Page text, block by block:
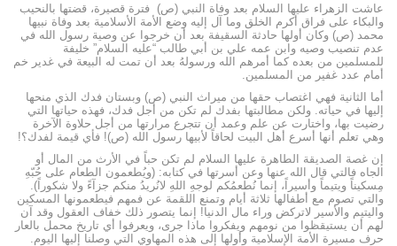
عاشت الزهراء عليها السلام بعد وفاة النبي (ص) فترة قصيرة، قضتها بالنحيب
والبكاء على فراق أكرم الخلق وما آل إليه وضع الأمة الأسلامية بعد وفاة نبيها
محمد (ص) وكان أولها حادثة السقيفة بعد أن خرجوا عن وصية رسول الله في
عدم تنصيب وصيه وابن عمه علي بن أبي طالب “عليه السلام” خليفة
للمسلمين من بعده كما أمرهم الله ورسولهُ بعد أن تمت له البيعة في غدير خم
أمام عدد غفير من المسلمين.
أما الثانية فهي اغتصاب حقها من ميراث النبي (ص) وبستان فدك الذي منحها
إليها في حياته. ولكن مطالبتها بفدك لم تكن من أجل فدك، فهذه حياتها التي
رضيت بها، واختارت عن علم وعمد أن تتجرع مرارتها من أجل حلاوة الآخرة
وهي تعلم أنها أسرع أهل البيت لحاقاً لأبيها رسول الله (ص)! فأي قيمة لفدك؟!
إن غصة الصديقة الطاهرة عليها السلام لم تكن حباً في الأرث من المال أو
الجاه فالتي قال الله عنها وعن أسرتها في كتابه: (ويُطعمون الطعام على حُبّهِ
مِسكيناً ويتيماً وأسيراً، إنما نُطعمُكم لوجهِ اللهِ لانُريدُ منكم جزآءً ولا شكوراً).
والتي تصوم مع أطفالها ثلاثة أيام وتمنع اللقمة عن فمهم فيطعمونها المسكين
واليتيم والأسير لاتركض وراء مال الدنيا! إنما يتصور ذلك خفاف العقول وقد آن
لهم أن يستيقظوا من نومهم ويفكروا ماذا جرى، ويعرفوا أي تاريخ محمل بالعار
حرف مسيرة الأمة الإسلامية وأولها إلى هذه المهاوي التي وصلنا إليها اليوم.